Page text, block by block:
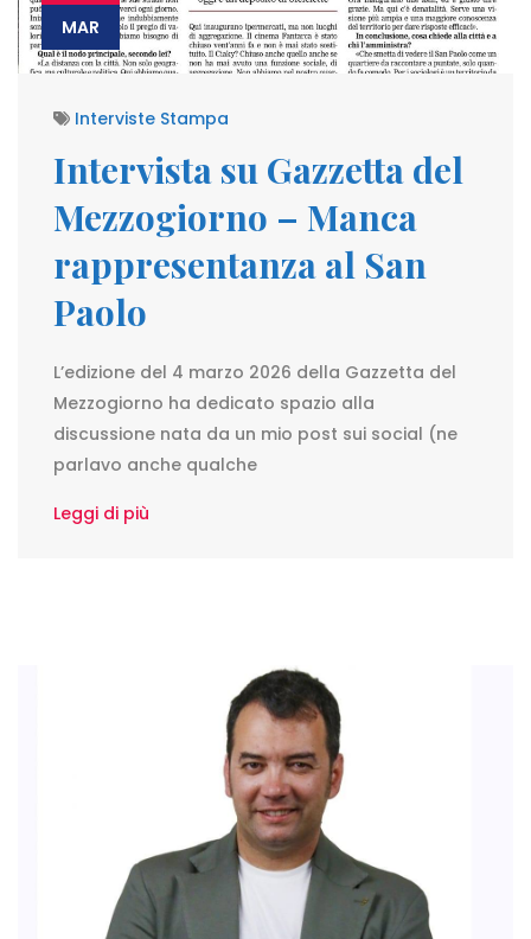
MAR
Interviste Stampa
Intervista su Gazzetta del
Mezzogiorno – Manca
rappresentanza al San
Paolo
L’edizione del 4 marzo 2026 della Gazzetta del
Mezzogiorno ha dedicato spazio alla
discussione nata da un mio post sui social (ne
parlavo anche qualche
Leggi di più